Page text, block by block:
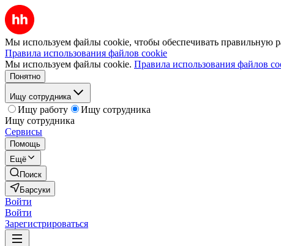
Мы используем файлы cookie, чтобы обеспечивать правильную
Правила использования файлов cookie
Мы используем файлы cookie. Правила использования файлов
Понятно
Ищу сотрудника
Ищу работу
Ищу сотрудника
Ищу сотрудника
Сервисы
Помощь
Ещё
Поиск
Барсуки
Войти
Войти
Зарегистрироваться